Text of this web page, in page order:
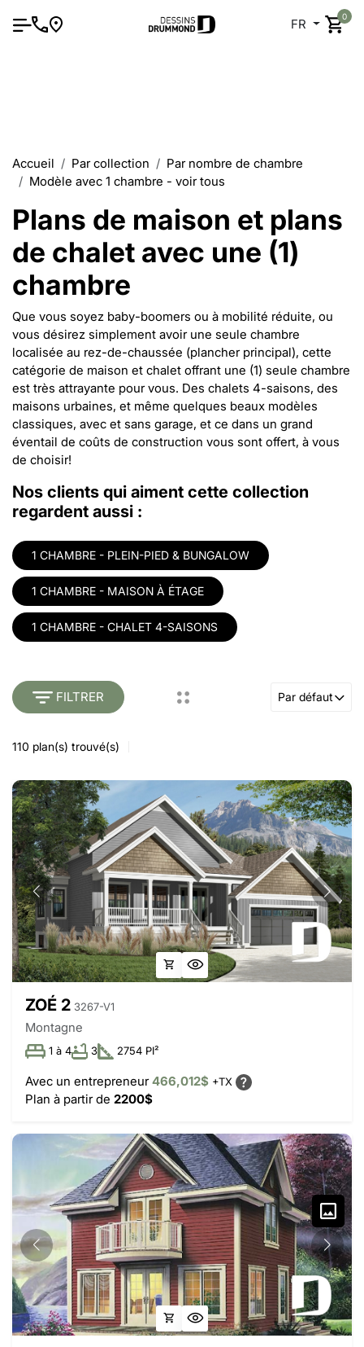
FR
0
Accueil Par collection
Par nombre de chambre
Modèle avec 1 chambre - voir tous
Plans de maison et plans
de chalet avec une (1)
chambre
Que vous soyez baby-boomers ou à mobilité réduite, ou
vous désirez simplement avoir une seule chambre
localisée au rez-de-chaussée (plancher principal), cette
catégorie de maison et chalet offrant une (1) seule chambre
est très attrayante pour vous. Des chalets 4-saisons, des
maisons urbaines, et même quelques beaux modèles
classiques, avec et sans garage, et ce dans un grand
éventail de coûts de construction vous sont offert, à vous
de choisir!
Nos clients qui aiment cette collection
regardent aussi :
1 CHAMBRE - PLEIN-PIED & BUNGALOW
1 CHAMBRE - MAISON À ÉTAGE
1 CHAMBRE - CHALET 4-SAISONS
FILTRER Par défaut
110 plan(s) trouvé(s)
ZOÉ 2 3267-V1
Montagne
1 à 4 3 2754 PI²
Avec un entrepreneur466,012$ +TX
Plan à partir de 2200$